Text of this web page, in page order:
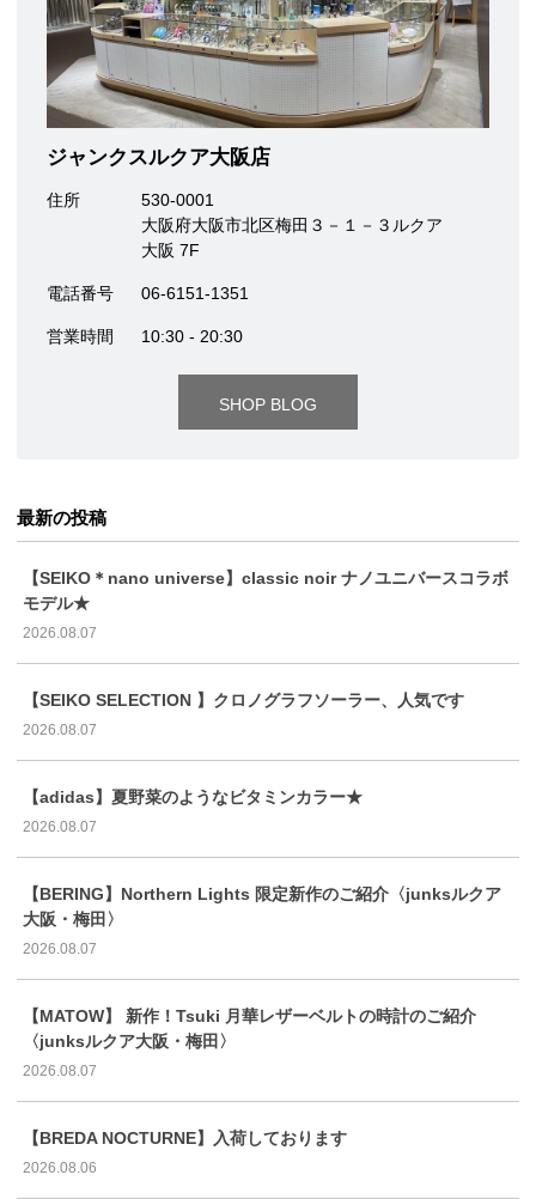
ジャンクスルクア大阪店
住所
530-0001
大阪府大阪市北区梅田３－１－３ルクア
大阪 7F
電話番号 06-6151-1351
営業時間 10:30 - 20:30
SHOP BLOG
最新の投稿
【SEIKO＊nano universe】classic noir ナノユニバースコラボ
モデル★
2026.08.07
【SEIKO SELECTION 】クロノグラフソーラー、人気です
2026.08.07
【adidas】夏野菜のようなビタミンカラー★
2026.08.07
【BERING】Northern Lights 限定新作のご紹介〈junksルクア
大阪・梅田〉
2026.08.07
【MATOW】 新作！Tsuki 月華レザーベルトの時計のご紹介
〈junksルクア大阪・梅田〉
2026.08.07
【BREDA NOCTURNE】入荷しております
2026.08.06